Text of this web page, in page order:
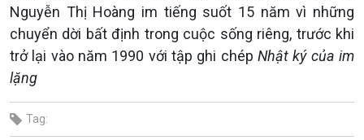
Nguyễn Thị Hoàng im tiếng suốt 15 năm vì những
chuyển dời bất định trong cuộc sống riêng, trước khi
trở lại vào năm 1990 với tập ghi chép Nhật ký của im
lặng
Tag: